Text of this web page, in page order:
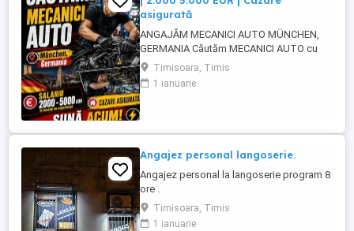
asigurată
ANGAJĂM MECANICI AUTO MÜNCHEN,
GERMANIA Căutăm MECANICI AUTO cu
experiență pentru activitate în München,
Germania. SALARIU: între 2.000 și 5.000
EUR, în funcție de experiență și nivelul de
experiență în domeniul mecanicii ...
Timisoara, Timis
1 ianuarie
Angajez personal langoserie.
Angajez personal la langoserie program 8
ore .
Timisoara, Timis
1 ianuarie